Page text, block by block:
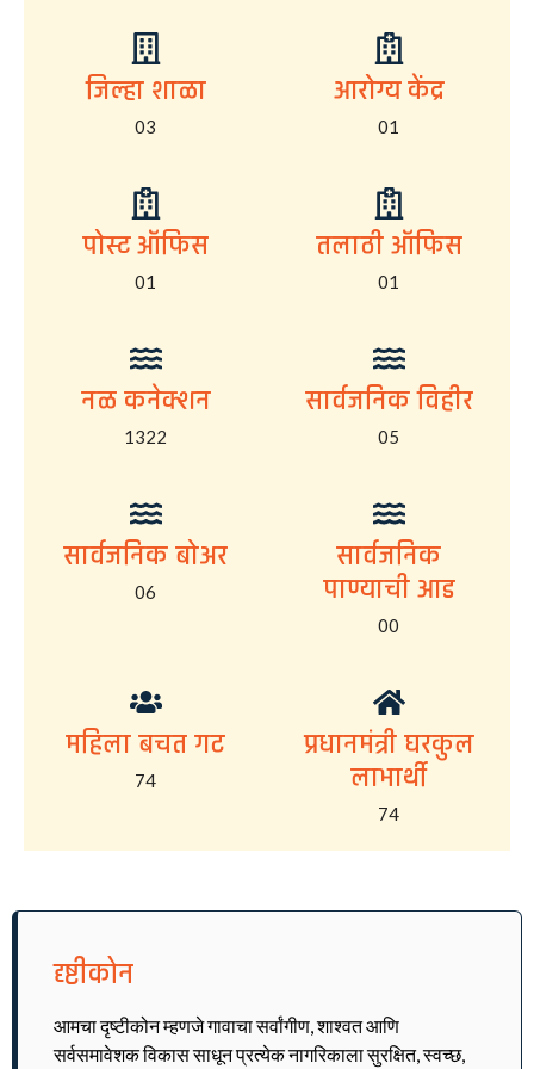
जिल्हा शाळा
03
आरोग्य केंद्र
01
पोस्ट ऑफिस
01
तलाठी ऑफिस
01
नळ कनेक्शन
1322
सार्वजनिक विहीर
05
सार्वजनिक बोअर
06
सार्वजनिक
पाण्याची आड
00
महिला बचत गट
74
प्रधानमंत्री घरकुल
लाभार्थी
74
दृष्टीकोन
आमचा दृष्टीकोन म्हणजे गावाचा सर्वांगीण, शाश्वत आणि
सर्वसमावेशक विकास साधून प्रत्येक नागरिकाला सुरक्षित, स्वच्छ,